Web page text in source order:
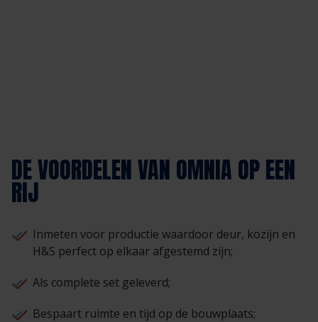
DE VOORDELEN VAN OMNIA OP EEN
RIJ
Inmeten voor productie waardoor deur, kozijn en
H&S perfect op elkaar afgestemd zijn;
Als complete set geleverd;
Bespaart ruimte en tijd op de bouwplaats;